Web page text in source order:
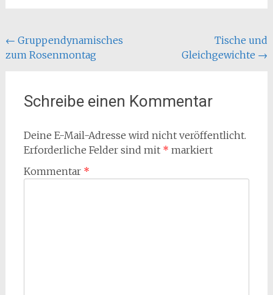
Beitragsnavigation
← Gruppendynamisches
zum Rosenmontag
Tische und
Gleichgewichte →
Schreibe einen Kommentar
Deine E-Mail-Adresse wird nicht veröffentlicht.
Erforderliche Felder sind mit * markiert
Kommentar *